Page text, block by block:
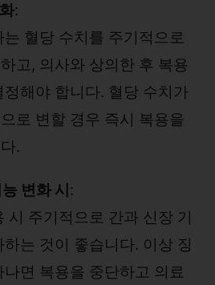
:
는 혈당 수치를 주기적으로
고, 의사와 상의한 후 복용
정해야 합니다. 혈당 수치가
로 변할 경우 즉시 복용을
.
변화 시 :
시 주기적으로 간과 신장 기
하는 것이 좋습니다. 이상 징
나면 복용을 중단하고 의료